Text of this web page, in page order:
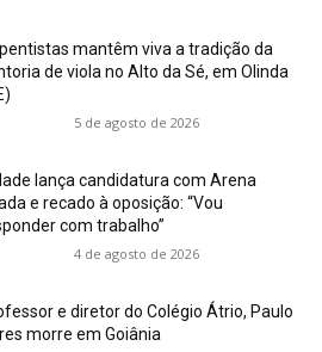
mantêm viva a tradição da
de viola no Alto da Sé, em Olinda
5 de agosto de 2026
lança candidatura com Arena
e recado à oposição: “Vou
com trabalho”
4 de agosto de 2026
e diretor do Colégio Átrio, Paulo
morre em Goiânia